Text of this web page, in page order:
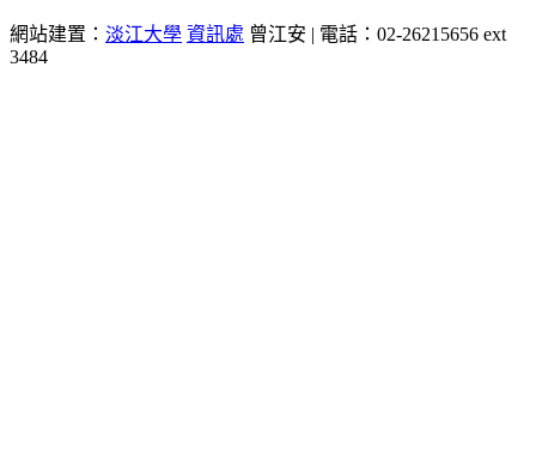
網站建置： 淡江大學 資訊處 曾江安 | 電話：02-26215656 ext
3484